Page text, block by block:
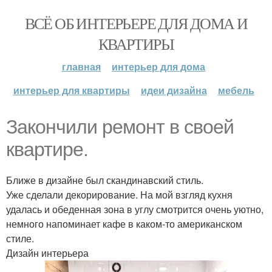
ВСЁ ОБ ИНТЕРЬЕРЕ ДЛЯ ДОМА И
КВАРТИРЫ
главная
интерьер для дома
интерьер для квартиры
идеи дизайна мебель
Закончили ремонт в своей
квартире.
Ближе в дизайне был скандинавский стиль.
Уже сделали декорирование. На мой взгляд кухня
удалась и обеденная зона в углу смотрится очень уютно,
немного напоминает кафе в каком-то американском
стиле.
Дизайн интерьера